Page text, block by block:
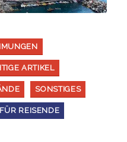
ARTIKEL
SONSTIGES
REISENDE